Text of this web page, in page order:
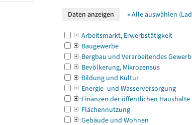
» Alle auswählen
Arbeitsmarkt, Erwerbstätigkeit
Baugewerbe
Bergbau und Verarbeitendes
Bevölkerung, Mikrozensus
Bildung und Kultur
Energie- und Wasserversorgung
Finanzen der öffentlichen Haushalte
Flächennutzung
Gebäude und Wohnen